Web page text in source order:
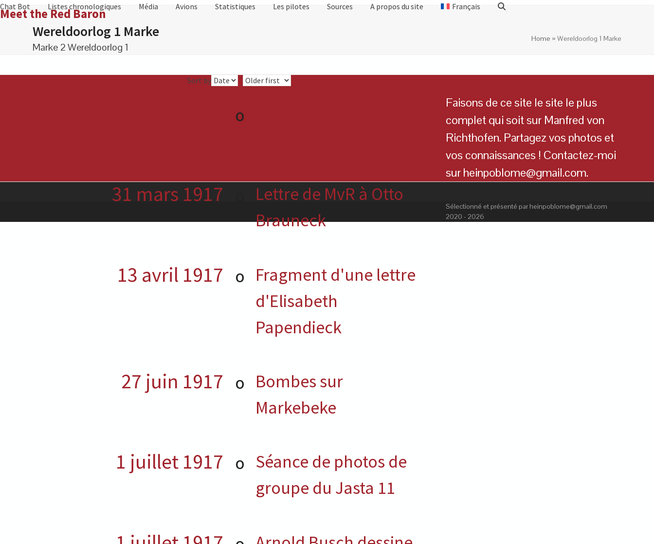
Skip
to
Meet the Red Baron
Chat Bot Listes chronologiques Média Avions Statistiques Les pilotes Sources A propos du site Français
Wereldoorlog 1 Marke
Marke 2 Wereldoorlog 1
Home » Wereldoorlog 1 Marke
Sort by
O
31 mars 1917
Lettre de MvR à Otto
Brauneck
13 avril 1917 O
Fragment d'une lettre
d'Elisabeth
Papendieck
27 juin 1917 O
Bombes sur
Markebeke
1 juillet 1917 O
Séance de photos de
groupe du Jasta 11
Faisons de ce site le site le plus
complet qui soit sur Manfred von
Richthofen. Partagez vos photos et
vos connaissances ! Contactez-moi
sur heinpoblome@gmail.com.
Sélectionné et présenté par heinpoblome@gmail.com
2020 - 2026